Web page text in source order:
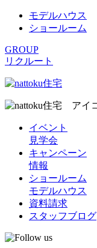
モデルハウス
ショールーム
GROUP
リクルート
イベント
見学会
キャンペーン
情報
ショールーム
モデルハウス
資料請求
スタッフブログ